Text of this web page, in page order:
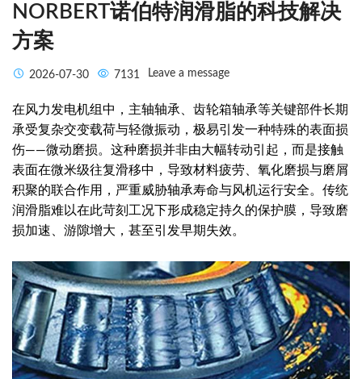
NORBERT诺伯特润滑脂的科技解决
方案
2026-07-30 7131 Leave a message
在风力发电机组中，主轴轴承、齿轮箱轴承等关键部件长期
承受复杂交变载荷与轻微振动，极易引发一种特殊的表面损
伤——微动磨损。这种磨损并非由大幅转动引起，而是接触
表面在微米级往复滑移中，导致材料疲劳、氧化磨损与磨屑
积聚的联合作用，严重威胁轴承寿命与风机运行安全。传统
润滑脂难以在此苛刻工况下形成稳定持久的保护膜，导致磨
损加速、游隙增大，甚至引发早期失效。